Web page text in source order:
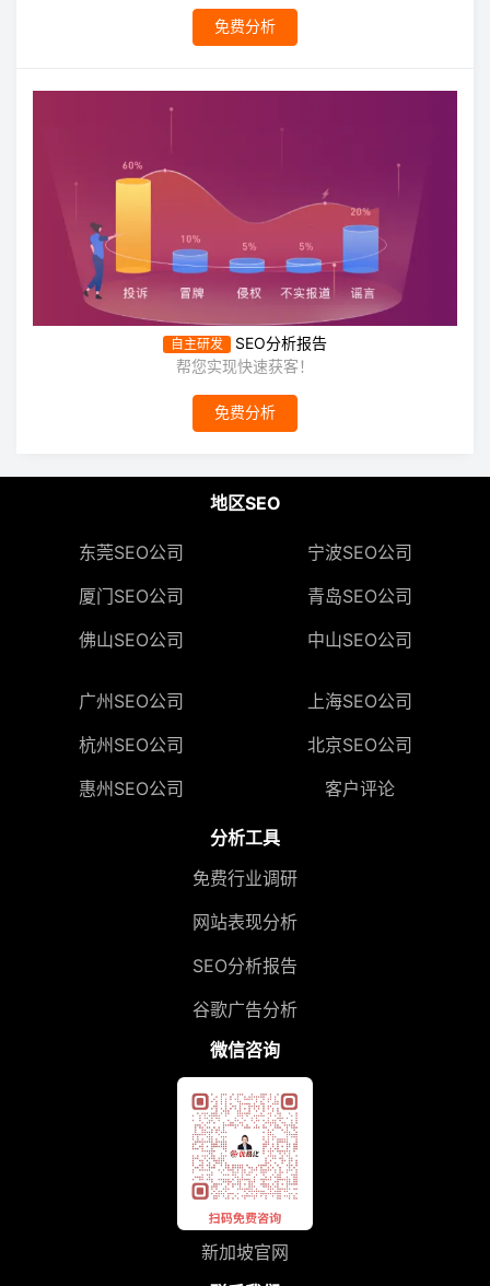
免费分析
自主研发
SEO分析报告
帮您实现快速获客！
免费分析
地区SEO
东莞SEO公司
厦门SEO公司
佛山SEO公司
宁波SEO公司
青岛SEO公司
中山SEO公司
广州SEO公司
杭州SEO公司
惠州SEO公司
上海SEO公司
北京SEO公司
客户评论
分析工具
免费行业调研
网站表现分析
SEO分析报告
谷歌广告分析
微信咨询
新加坡官网